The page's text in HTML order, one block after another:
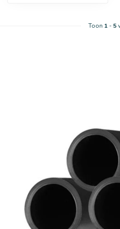
Toon 1 -5